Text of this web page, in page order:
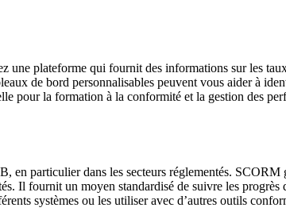
plateforme qui fournit des informations sur les
de bord personnalisables peuvent vous aider à
pour la formation à la conformité et la gestion des
particulier dans les secteurs réglementés. SCORM
Il fournit un moyen standardisé de suivre les progrès
systèmes ou les utiliser avec d’autres outils